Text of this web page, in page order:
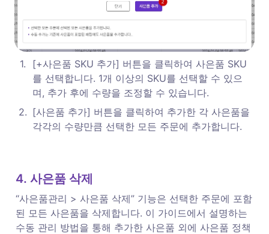
1.
[+사은품 SKU 추가] 버튼을 클릭하여 사은품 SKU
를 선택합니다. 1개 이상의 SKU를 선택할 수 있으
며, 추가 후에 수량을 조정할 수 있습니다.
2. [사은품 추가] 버튼을 클릭하여 추가한 각 사은품을
각각의 수량만큼 선택한 모든 주문에 추가합니다.
4. 사은품 삭제
“사은품관리 > 사은품 삭제” 기능은 선택한 주문에 포함
된 모든 사은품을 삭제합니다. 이 가이드에서 설명하는
수동 관리 방법을 통해 추가한 사은품 외에 사은품 정책